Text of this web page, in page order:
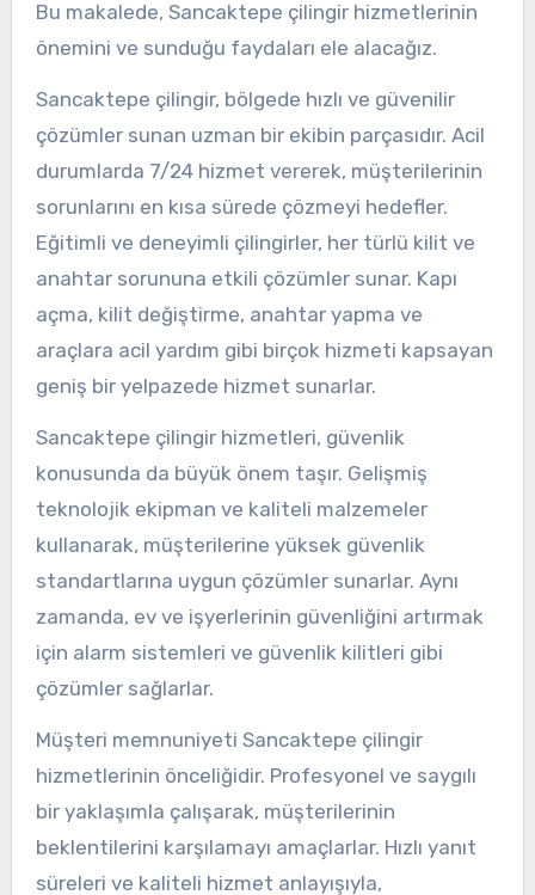
Bu makalede, Sancaktepe çilingir hizmetlerinin
önemini ve sunduğu faydaları ele alacağız.
Sancaktepe çilingir, bölgede hızlı ve güvenilir
çözümler sunan uzman bir ekibin parçasıdır. Acil
durumlarda 7/24 hizmet vererek, müşterilerinin
sorunlarını en kısa sürede çözmeyi hedefler.
Eğitimli ve deneyimli çilingirler, her türlü kilit ve
anahtar sorununa etkili çözümler sunar. Kapı
açma, kilit değiştirme, anahtar yapma ve
araçlara acil yardım gibi birçok hizmeti kapsayan
geniş bir yelpazede hizmet sunarlar.
Sancaktepe çilingir hizmetleri, güvenlik
konusunda da büyük önem taşır. Gelişmiş
teknolojik ekipman ve kaliteli malzemeler
kullanarak, müşterilerine yüksek güvenlik
standartlarına uygun çözümler sunarlar. Aynı
zamanda, ev ve işyerlerinin güvenliğini artırmak
için alarm sistemleri ve güvenlik kilitleri gibi
çözümler sağlarlar.
Müşteri memnuniyeti Sancaktepe çilingir
hizmetlerinin önceliğidir. Profesyonel ve saygılı
bir yaklaşımla çalışarak, müşterilerinin
beklentilerini karşılamayı amaçlarlar. Hızlı yanıt
süreleri ve kaliteli hizmet anlayışıyla,